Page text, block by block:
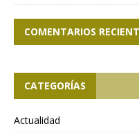
COMENTARIOS
CATEGORÍAS
Actualidad